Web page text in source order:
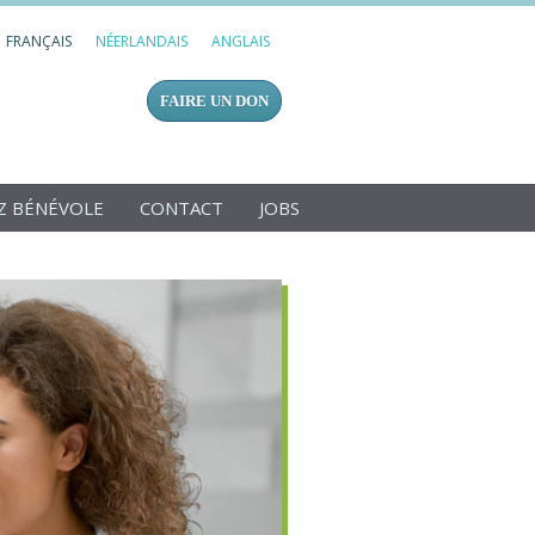
FRANÇAIS NÉERLANDAIS ANGLAIS
FAIRE UN DON
BÉNÉVOLE CONTACT JOBS